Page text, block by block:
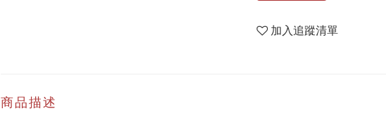
加入追蹤清單
商品描述